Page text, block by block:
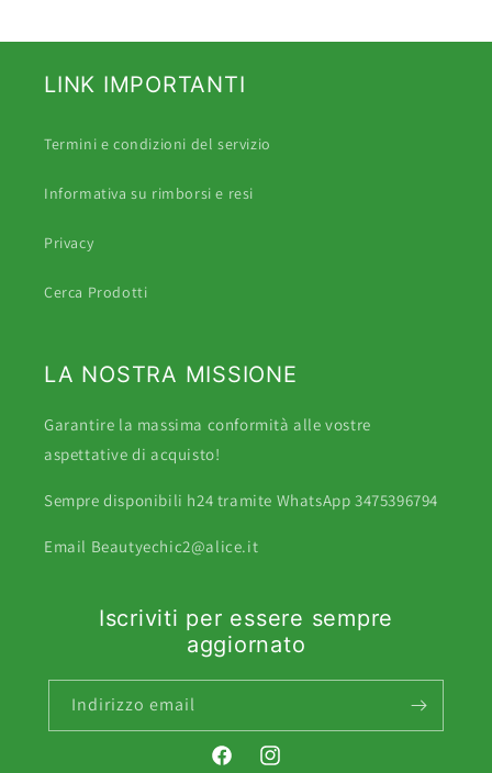
LINK IMPORTANTI
Termini e condizioni del servizio
Informativa su rimborsi e resi
Privacy
Cerca Prodotti
LA NOSTRA MISSIONE
Garantire la massima conformità alle vostre
aspettative di acquisto!
Sempre disponibili h24 tramite WhatsApp 3475396794
Email Beautyechic2@alice.it
Iscriviti per essere sempre
aggiornato
Indirizzo email
FacebookInstagram